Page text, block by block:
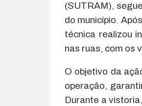
(SUTRAM),
do município.
técnica realizou
nas ruas, com os
O objetivo da
operação,
Durante a